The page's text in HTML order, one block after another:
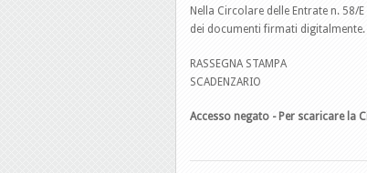
Nella Circolare delle Entrate n. 58/
dei documenti firmati
RASSEGNA STAMPA
SCADENZARIO
Accesso negato - Per scaricare la